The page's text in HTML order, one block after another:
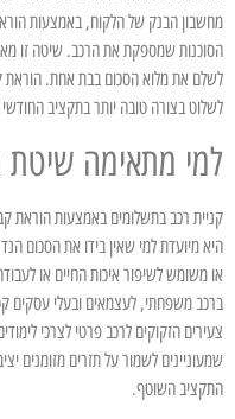
מחשבון הבנק של הלקוח, באמצעות
הסוכנות שמספקת את הרכב. שיטה זו
לשלם את מלוא הסכום בבת אחת.
לשלוט בצורה טובה יותר בתקציב החודשי
למי מתאימה
קניית רכב בתשלומים באמצעות הוראת
היא מיועדת למי שאין בידו את הסכום
או משומש לשיפור איכות החיים או
ברכב משפחתי, לעצמאים ובעלי עסקים
צעירים הזקוקים לרכב פרטי לצרכי
שמעוניינים לשמור על תזרים מזומנים
התקציב השוטף.